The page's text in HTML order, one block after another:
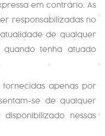
em contrário. As
responsabilizadas no
de qualquer
quando tenha atuado
fornecidas apenas por
se de qualquer
nessas